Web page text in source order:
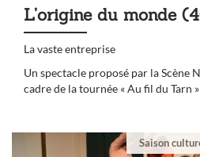
L’origine du monde
La vaste entreprise
Un spectacle proposé par la Scène
cadre de la tournée « Au fil du Tarn »
Saison